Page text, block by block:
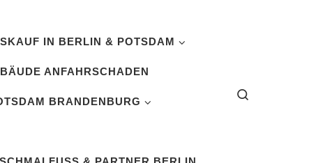
IN BERLIN & POTSDAM
ANFAHRSCHADEN
BRANDENBURG